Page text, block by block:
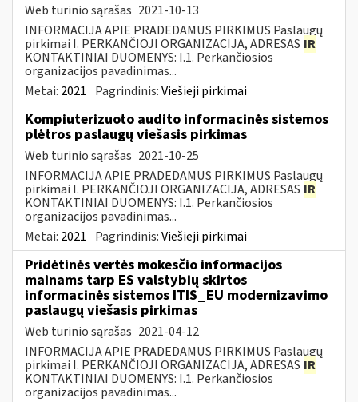
Web turinio sąrašas 2021-10-13
INFORMACIJA APIE PRADEDAMUS PIRKIMUS Paslaugų
pirkimai I. PERKANČIOJI ORGANIZACIJA, ADRESAS IR
KONTAKTINIAI DUOMENYS: I.1. Perkančiosios
organizacijos pavadinimas...
Metai: 2021 Pagrindinis:Viešieji pirkimai
Kompiuterizuoto audito informacinės sistemos
plėtros paslaugų viešasis pirkimas
Web turinio sąrašas 2021-10-25
INFORMACIJA APIE PRADEDAMUS PIRKIMUS Paslaugų
pirkimai I. PERKANČIOJI ORGANIZACIJA, ADRESAS IR
KONTAKTINIAI DUOMENYS: I.1. Perkančiosios
organizacijos pavadinimas...
Metai: 2021 Pagrindinis:Viešieji pirkimai
Pridėtinės vertės mokesčio informacijos
mainams tarp ES valstybių skirtos
informacinės sistemos ITIS_EU modernizavimo
paslaugų viešasis pirkimas
Web turinio sąrašas 2021-04-12
INFORMACIJA APIE PRADEDAMUS PIRKIMUS Paslaugų
pirkimai I. PERKANČIOJI ORGANIZACIJA, ADRESAS IR
KONTAKTINIAI DUOMENYS: I.1. Perkančiosios
organizacijos pavadinimas...